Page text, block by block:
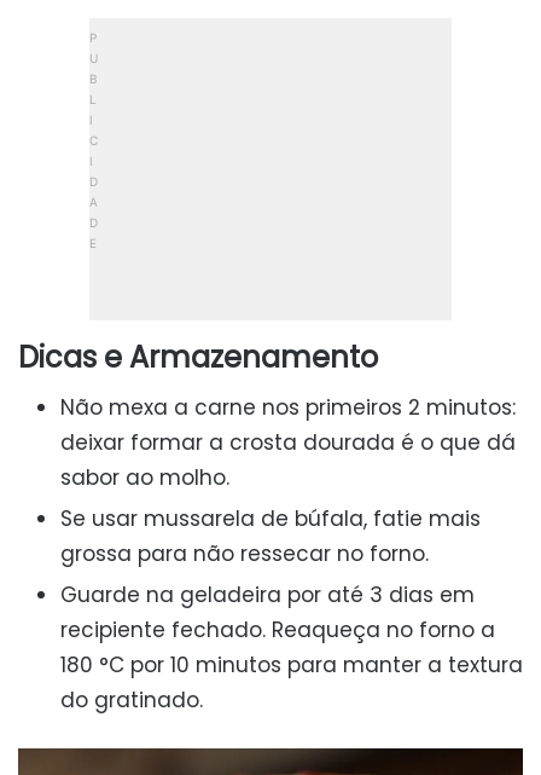
Dicas e Armazenamento
Não mexa a carne nos primeiros 2 minutos:
deixar formar a crosta dourada é o que dá
sabor ao molho.
Se usar mussarela de búfala, fatie mais
grossa para não ressecar no forno.
Guarde na geladeira por até 3 dias em
recipiente fechado. Reaqueça no forno a
180 °C por 10 minutos para manter a textura
do gratinado.